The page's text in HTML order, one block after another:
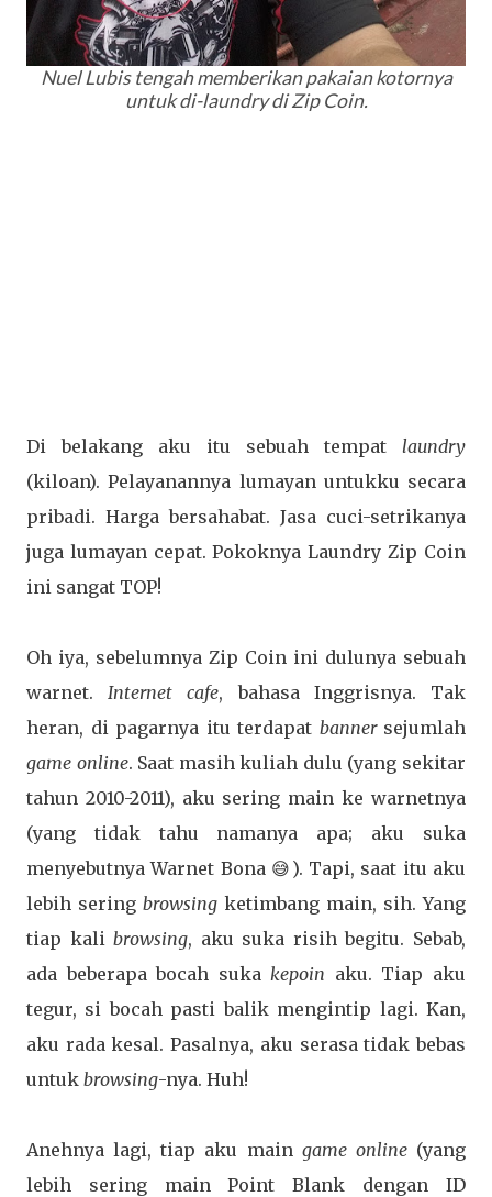
Nuel Lubis tengah memberikan pakaian kotornya
untuk di-laundrydi Zip Coin.
Di belakang aku itu sebuah tempat laundry
(kiloan). Pelayanannya lumayan untukku secara
pribadi. Harga bersahabat. Jasa cuci-setrikanya
juga lumayan cepat. Pokoknya Laundry Zip Coin
ini sangat TOP!
Oh iya, sebelumnya Zip Coin ini dulunya sebuah
warnet.Internet cafe, bahasa Inggrisnya. Tak
heran, di pagarnya itu terdapat bannersejumlah
game online. Saat masih kuliah dulu (yang sekitar
tahun 2010-2011), aku sering main ke warnetnya
(yang tidak tahu namanya apa; aku suka
menyebutnya Warnet Bona 😅). Tapi, saat itu aku
lebih sering browsing ketimbang main, sih. Yang
tiap kalibrowsing, aku suka risih begitu. Sebab,
ada beberapa bocah sukakepoin aku. Tiap aku
tegur, si bocah pasti balik mengintip lagi. Kan,
aku rada kesal. Pasalnya, aku serasa tidak bebas
untuk browsing-nya. Huh!
Anehnya lagi, tiap aku main game online (yang
lebih sering main Point Blank dengan ID